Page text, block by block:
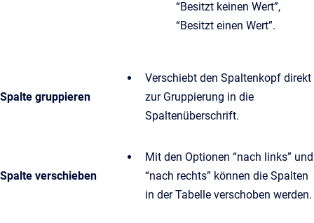
“Besitzt keinen Wert”,
“Besitzt einen Wert”.
Spalte gruppieren
Verschiebt den Spaltenkopf direkt
zur Gruppierung in die
Spaltenüberschrift.
Spalte verschieben
Mit den Optionen “nach links” und
“nach rechts” können die Spalten
in der Tabelle verschoben werden.